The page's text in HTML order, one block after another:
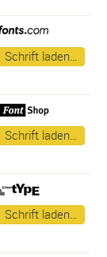
Schrift laden…
Schrift laden…
Schrift laden…